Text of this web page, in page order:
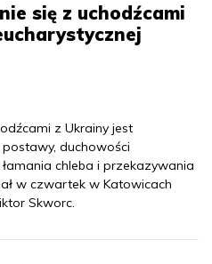
się z uchodźcami
z Ukrainy jest
duchowości
chleba i przekazywania
w czwartek w Katowicach
Skworc.